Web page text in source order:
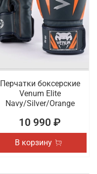
Перчатки боксерские
Venum Elite
Navy/Silver/Orange
10 990 ₽
В корзину